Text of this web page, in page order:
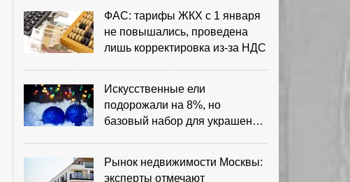
ФАС: тарифы ЖКХ с 1 января
не повышались, проведена
лишь корректировка из‑за НДС
Искусственные ели
подорожали на 8%, но
базовый набор для украшения
Рынок недвижимости Москвы:
эксперты отмечают